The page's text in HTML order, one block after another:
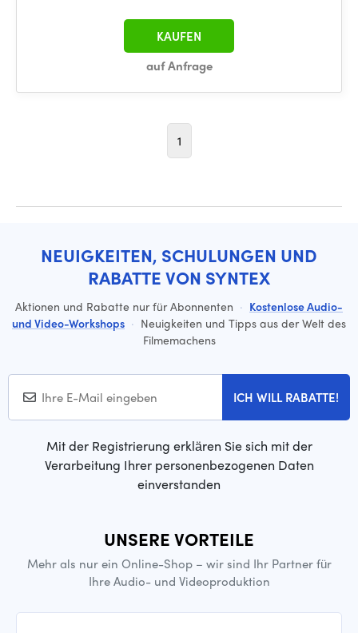
auf Anfrage
KAUFEN
1
NEUIGKEITEN, SCHULUNGEN UND
RABATTE VON SYNTEX
Aktionen und Rabatte nur für Abonnenten · Kostenlose Audio-
und Video-Workshops · Neuigkeiten und Tipps aus der Welt des
Filmemachens
ICH WILL RABATTE!
Mit der Registrierung erklären Sie sich mit der
Verarbeitung Ihrer personenbezogenen Daten
einverstanden
UNSERE VORTEILE
Mehr als nur ein Online-Shop – wir sind Ihr Partner für
Ihre Audio- und Videoproduktion